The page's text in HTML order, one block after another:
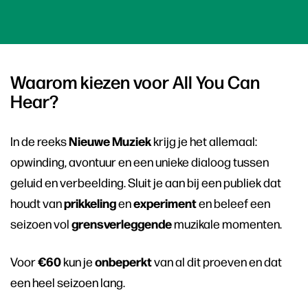
Waarom kiezen voor All You Can
Hear?
In de reeksNieuweMuziekkrijg je het allemaal:
opwinding, avontuur en een unieke dialoog tussen
geluid en verbeelding. Sluit je aan bij een publiek dat
houdt vanprikkelingenexperimenten beleef een
seizoen volgrensverleggendemuzikale momenten.
Voor€60kun jeonbeperktvan al dit proeven en dat
een heel seizoen lang.